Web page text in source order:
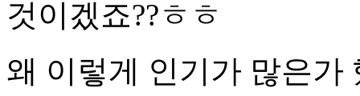
것이겠죠??ㅎㅎ
왜 이렇게 인기가 많은가